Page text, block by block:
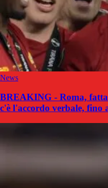
News
BREAKING - Roma,
c'è l'accordo verbale, fino